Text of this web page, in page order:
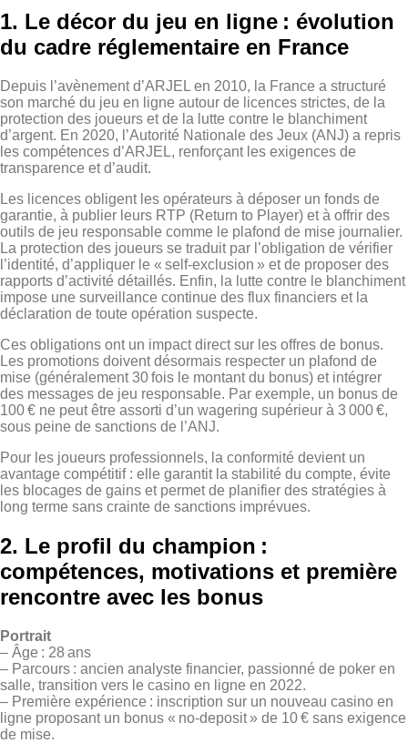
1. Le décor du jeu en ligne : évolution
du cadre réglementaire en France
Depuis l’avènement d’ARJEL en 2010, la France a structuré
son marché du jeu en ligne autour de licences strictes, de la
protection des joueurs et de la lutte contre le blanchiment
d’argent. En 2020, l’Autorité Nationale des Jeux (ANJ) a repris
les compétences d’ARJEL, renforçant les exigences de
transparence et d’audit.
Les licences obligent les opérateurs à déposer un fonds de
garantie, à publier leurs RTP (Return to Player) et à offrir des
outils de jeu responsable comme le plafond de mise journalier.
La protection des joueurs se traduit par l’obligation de vérifier
l’identité, d’appliquer le « self‑exclusion » et de proposer des
rapports d’activité détaillés. Enfin, la lutte contre le blanchiment
impose une surveillance continue des flux financiers et la
déclaration de toute opération suspecte.
Ces obligations ont un impact direct sur les offres de bonus.
Les promotions doivent désormais respecter un plafond de
mise (généralement 30 fois le montant du bonus) et intégrer
des messages de jeu responsable. Par exemple, un bonus de
100 € ne peut être assorti d’un wagering supérieur à 3 000 €,
sous peine de sanctions de l’ANJ.
Pour les joueurs professionnels, la conformité devient un
avantage compétitif : elle garantit la stabilité du compte, évite
les blocages de gains et permet de planifier des stratégies à
long terme sans crainte de sanctions imprévues.
2. Le profil du champion :
compétences, motivations et première
rencontre avec les bonus
Portrait
– Âge : 28 ans
– Parcours : ancien analyste financier, passionné de poker en
salle, transition vers le casino en ligne en 2022.
– Première expérience : inscription sur un nouveau casino en
ligne proposant un bonus « no‑deposit » de 10 € sans exigence
de mise.